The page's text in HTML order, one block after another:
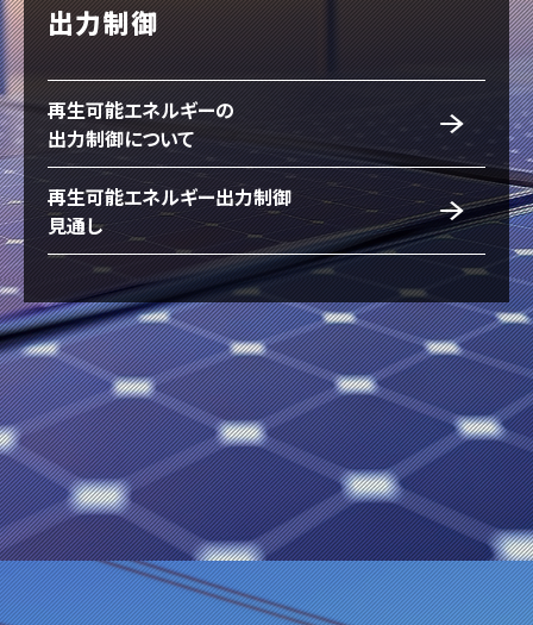
出力制御
再生可能エネルギーの
出力制御について
再生可能エネルギー出力制御
見通し